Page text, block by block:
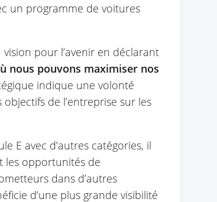
un programme de voitures
pour l’avenir en déclarant
nous pouvons maximiser nos
indique une volonté
objectifs de l’entreprise sur les
E avec d’autres catégories, il
les opportunités de
dans d’autres
d’une plus grande visibilité